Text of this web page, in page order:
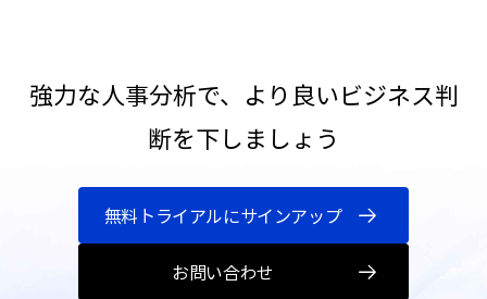
強力な人事分析で、より良いビジネス判
断を下しましょう
無料トライアルにサインアップ
お問い合わせ